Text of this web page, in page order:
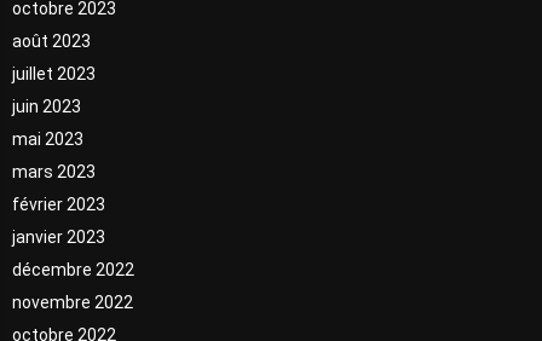
octobre 2023
août 2023
juillet 2023
juin 2023
mai 2023
mars 2023
février 2023
janvier 2023
décembre 2022
novembre 2022
octobre 2022